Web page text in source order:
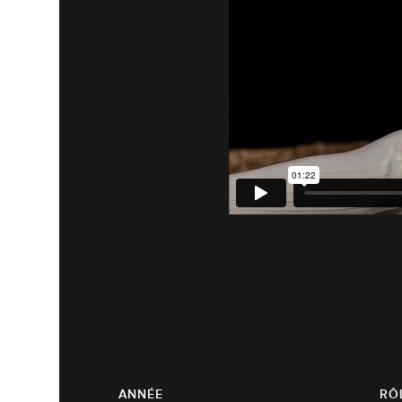
ANNÉE